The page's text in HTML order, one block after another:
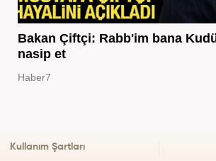
Bakan Çiftçi: Rabb'im bana
nasip et
Haber7
Kullanım Şartları